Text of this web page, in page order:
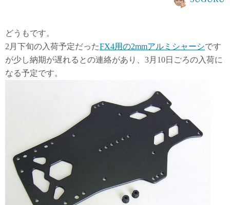
どうもです。
2月下旬の入荷予定だったFX4用の2mmアルミシャーシです
が少し納期が遅れるとの連絡があり、3月10日ごろの入荷に
なる予定です。